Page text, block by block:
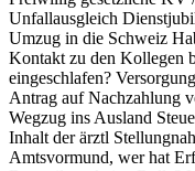
Unfallausgleich
Umzug in die Schweiz
Kontakt zu den Kollegen
eingeschlafen?
Antrag auf Nachzahlung
Wegzug ins Ausland
Inhalt der ärztl
Amtsvormund, wer hat